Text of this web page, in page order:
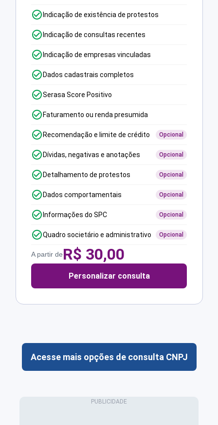
Indicação de existência de protestos
Indicação de consultas recentes
Indicação de empresas vinculadas
Dados cadastrais completos
Serasa Score Positivo
Faturamento ou renda presumida
Recomendação e limite de crédito Opcional
Dívidas, negativas e anotações Opcional
Detalhamento de protestos Opcional
Dados comportamentais Opcional
Informações do SPC Opcional
Quadro societário e administrativo Opcional
A partir deR$ 30,00
Personalizar consulta
Acesse mais opções de consulta CNPJ